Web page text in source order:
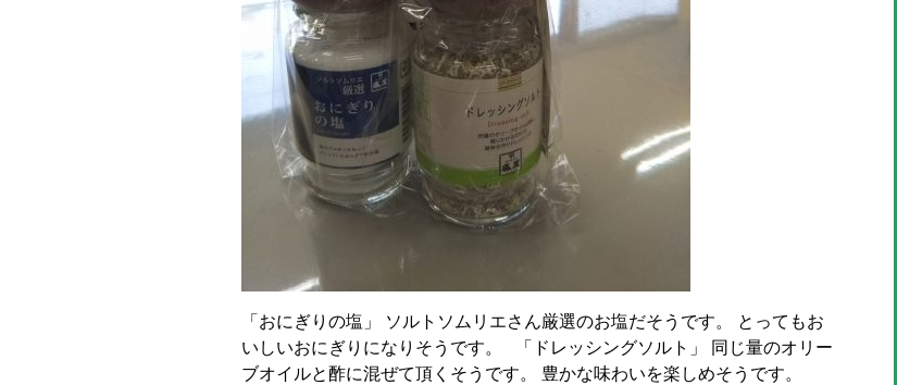
「おにぎりの塩」 ソルトソムリエさん厳選のお塩だそうです。 とってもお
いしいおにぎりになりそうです。 「ドレッシングソルト」 同じ量のオリー
ブオイルと酢に混ぜて頂くそうです。 豊かな味わいを楽しめそうです。